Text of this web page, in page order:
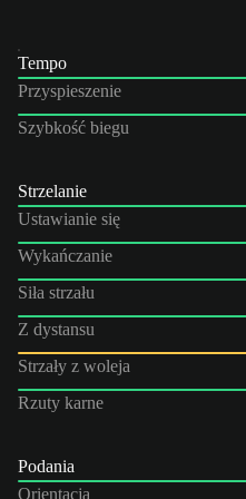
Tempo
Przyspieszenie
Szybkość biegu
Strzelanie
Ustawianie się
Wykańczanie
Siła strzału
Z dystansu
Strzały z woleja
Rzuty karne
Podania
Orientacja